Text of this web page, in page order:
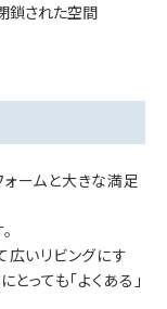
鎖された空間
ームと大きな満足
広いリビングにす
っても「よくある」